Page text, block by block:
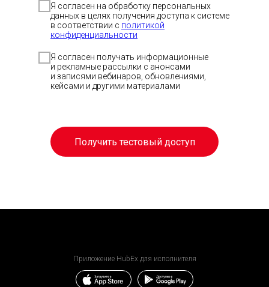
Я согласен на обработку персональных
данных в целях получения доступа к системе
в соответствии с политикой
конфиденциальности
Я согласен получать информационные
и рекламные рассылки с анонсами
и записями вебинаров, обновлениями,
кейсами и другими материалами
Получить тестовый доступ
Приложение HubEx для исполнителя